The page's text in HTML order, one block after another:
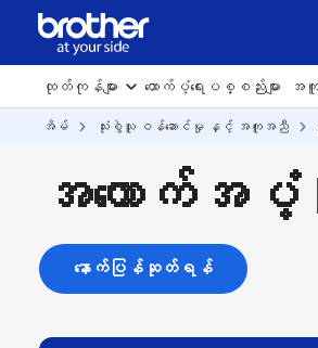
ထုတ်ကုန်များ ထောက်ပံ့ရေးပစ္စည်းများ အကူ
အိမ် သုံးစွဲသူ ဝန်ဆောင်မှု နှင့် အကူအညီ
အထောက်အပံ့
နောက်ပြန်ဆုတ်ရန်